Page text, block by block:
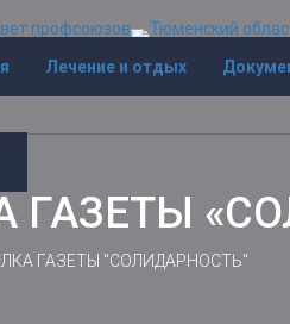
Лечение и отдых
ГАЗЕТЫ
ГАЗЕТЫ "СОЛИДАРНОСТЬ"